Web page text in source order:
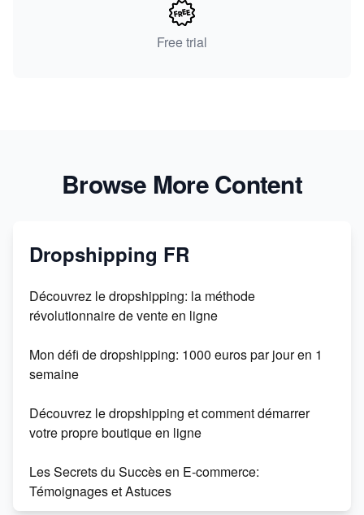
Free trial
Browse More Content
Dropshipping FR
Découvrez le dropshipping: la méthode
révolutionnaire de vente en ligne
Mon défi de dropshipping: 1000 euros par jour en 1
semaine
Découvrez le dropshipping et comment démarrer
votre propre boutique en ligne
Les Secrets du Succès en E-commerce:
Témoignages et Astuces